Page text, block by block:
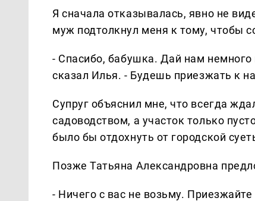
Я сначала отказывалась, явно не
муж подтолкнул меня к тому, чтобы
- Спасибо, бабушка. Дай нам
сказал Илья. - Будешь приезжать к
Супруг объяснил мне, что всегда
садоводством, а участок только
было бы отдохнуть от городской
Позже Татьяна Александровна
- Ничего с вас не возьму.